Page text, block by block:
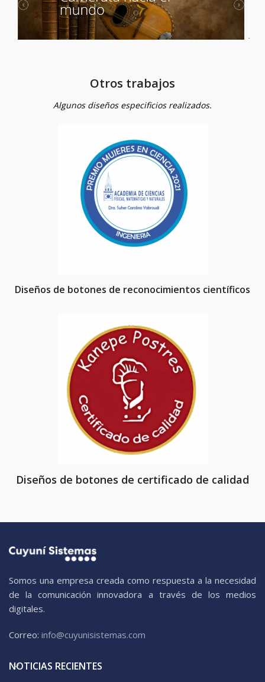
Otros trabajos
Algunos diseños especificios realizados.
Diseños de botones de reconocimientos científicos
Diseños de botones de certificado de calidad
Somos una empresa creada como respuesta a la necesidad
de la comunicación innovadora a través de los medios
digitales.
Correo: info@cuyunisistemas.com
NOTICIAS RECIENTES